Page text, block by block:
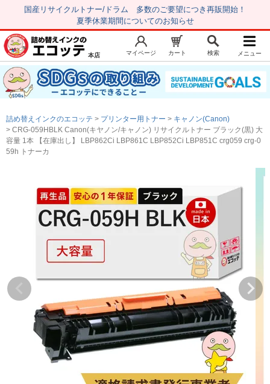
国産リサイクルトナー/ドラム 多数のご要望につき再販開始！
夏季休業期間についてのお知らせ
新規会員登録 マイページ
トップページ お気に入り
注文履歴 レビュー履歴
はじめての方へ
初心者用セット
キャノンインク
ブラザーインク
詰め替えインク
互換インクボトル
互換インクカートリッジ
再生インクカートリッジ
記事を探す
本店 マイページ カート 検索 メニュー
詰め替えインクのエコッテ プリンター用トナー
キャノン(Canon)
CRG-059HBLK Canon(キヤノン/キャノン) リサイクルトナー ブラック(黒) 大
容量 1本 【在庫出し】 LBP862Ci LBP861C LBP852Ci LBP851C crg059 crg-0
59h トナーカ